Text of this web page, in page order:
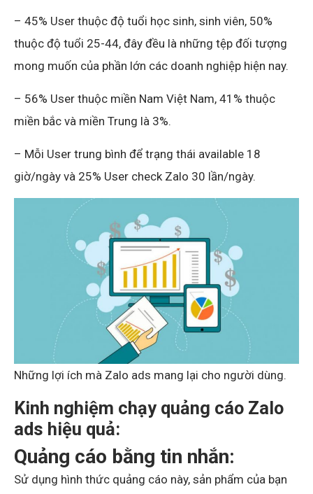
– 45% User thuộc độ tuổi học sinh, sinh viên, 50%
thuộc độ tuổi 25-44, đây đều là những tệp đối tượng
mong muốn của phần lớn các doanh nghiệp hiện nay.
– 56% User thuộc miền Nam Việt Nam, 41% thuộc
miền bắc và miền Trung là 3%.
– Mỗi User trung bình để trạng thái available 18
giờ/ngày và 25% User check Zalo 30 lần/ngày.
Những lợi ích mà Zalo ads mang lại cho người dùng.
Kinh nghiệm chạy quảng cáo Zalo
ads hiệu quả:
Quảng cáo bằng tin nhắn:
Sử dụng hình thức quảng cáo này, sản phẩm của bạn